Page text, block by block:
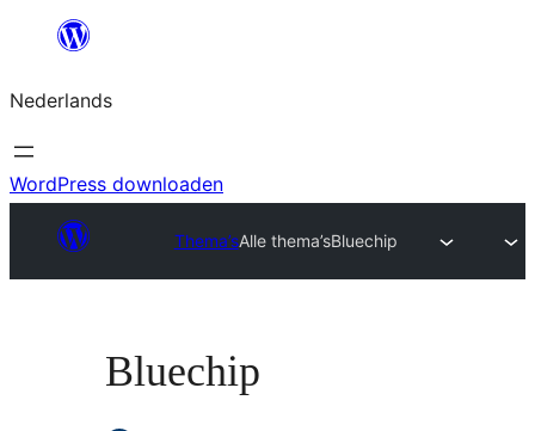
de
inhoud
Nederlands
WordPress downloaden
Thema’sAlle thema’sBluechip
Bluechip